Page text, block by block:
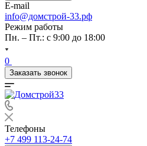
E-mail
info@домстрой-33.рф
Режим работы
Пн. – Пт.: с 9:00 до 18:00
0
Заказать звонок
Телефоны
+7 499 113-24-74